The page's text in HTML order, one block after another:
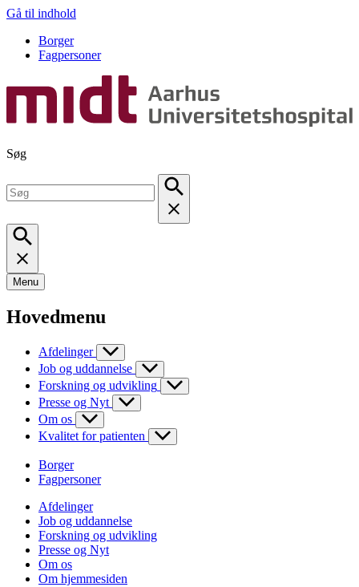
Gå til indhold
Borger
Fagpersoner
Søg
Menu
Hovedmenu
Afdelinger
Job og uddannelse
Forskning og udvikling
Presse og Nyt
Om os
Kvalitet for patienten
Borger
Fagpersoner
Afdelinger
Job og uddannelse
Forskning og udvikling
Presse og Nyt
Om os
Om hjemmesiden